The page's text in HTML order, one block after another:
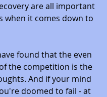
are all important
when it comes down to
found that the even
the competition is the
And if your mind
doomed to fail - at